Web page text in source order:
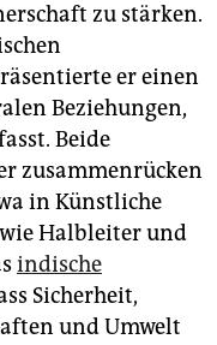
zu stärken.
er einen
Beziehungen,
Beide
zusammenrücken
in Künstliche
Halbleiter und
indische
Sicherheit,
und Umwelt